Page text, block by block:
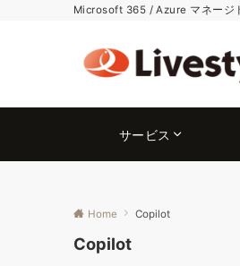
Microsoft 365 / Azure マネー
サービス
Home Copilot
Copilot